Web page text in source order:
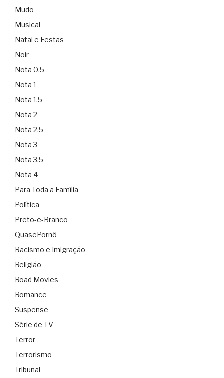
Mudo
Musical
Natal e Festas
Noir
Nota 0.5
Nota 1
Nota 1.5
Nota 2
Nota 2.5
Nota 3
Nota 3.5
Nota 4
Para Toda a Família
Política
Preto-e-Branco
QuasePornô
Racismo e Imigração
Religião
Road Movies
Romance
Suspense
Série de TV
Terror
Terrorismo
Tribunal